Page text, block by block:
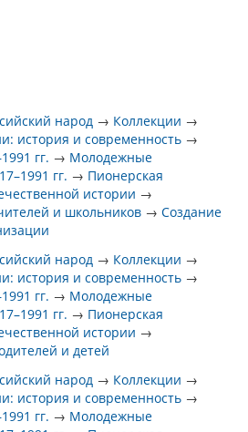
народ → Коллекции →
история и современность →
гг. → Молодежные
гг. → Пионерская
истории →
и школьников →Создание
народ → Коллекции →
история и современность →
гг. → Молодежные
гг. → Пионерская
истории →
и детей
народ → Коллекции →
история и современность →
гг. → Молодежные